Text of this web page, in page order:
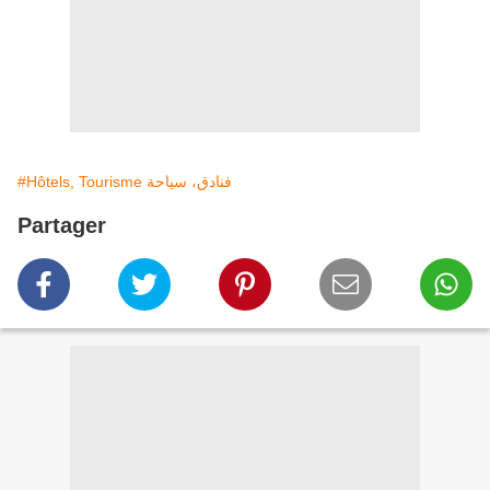
#Hôtels, Tourisme فنادق، سياحة
Partager